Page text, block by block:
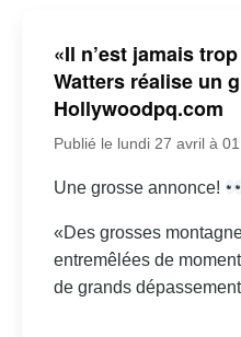
«Il n’est jamais
Watters réalise un
Hollywoodpq.com
Publié le lundi 27 avril à
Une grosse annonce!
«Des grosses
entremêlées de
de grands